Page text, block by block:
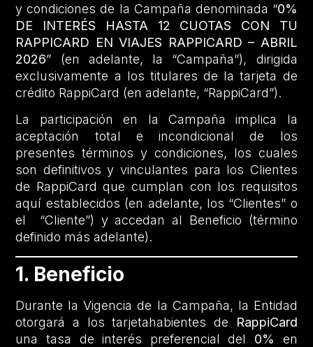
y condiciones de la Campaña denominada “0%
DE INTERÉS HASTA 12 CUOTAS CON TU
RAPPICARD EN VIAJES RAPPICARD – ABRIL
2026” (en adelante, la “Campaña”), dirigida
exclusivamente a los titulares de la tarjeta de
crédito RappiCard (en adelante, “RappiCard”).
La participación en la Campaña implica la
aceptación total e incondicional de los
presentes términos y condiciones, los cuales
son definitivos y vinculantes para los Clientes
de RappiCard que cumplan con los requisitos
aquí establecidos (en adelante, los “Clientes” o
el “Cliente”) y accedan al Beneficio (término
definido más adelante).
1. Beneficio
Durante la Vigencia de la Campaña, la Entidad
otorgará a los tarjetahabientes de
RappiCard
una tasa de interés preferencial del 0% en